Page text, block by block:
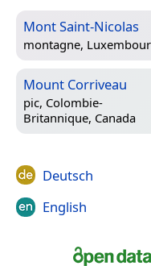
Mont Saint-Nicolas
montagne,
Mount Corriveau
pic, Colombie-
Britannique, Canada
Deutsch
English